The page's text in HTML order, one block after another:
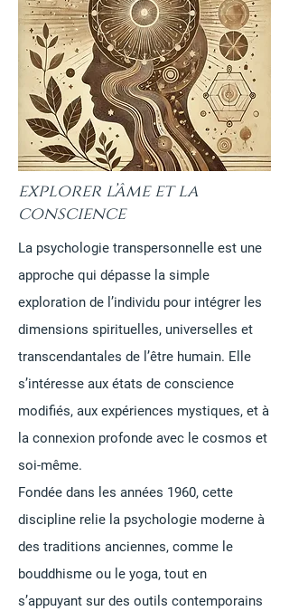
explorer l’âme et la
conscience
La psychologie transpersonnelle est une
approche qui dépasse la simple
exploration de l’individu pour intégrer les
dimensions spirituelles, universelles et
transcendantales de l’être humain. Elle
s’intéresse aux états de conscience
modifiés, aux expériences mystiques, et à
la connexion profonde avec le cosmos et
soi-même.
Fondée dans les années 1960, cette
discipline relie la psychologie moderne à
des traditions anciennes, comme le
bouddhisme ou le yoga, tout en
s’appuyant sur des outils contemporains